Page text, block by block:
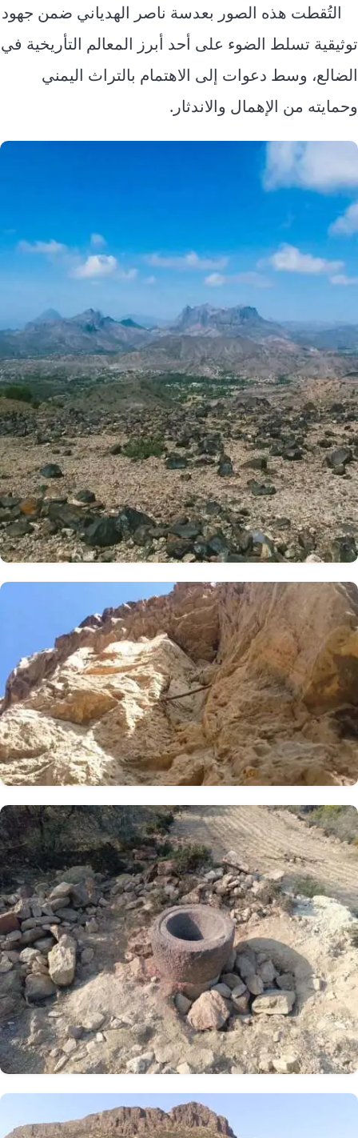
التُقطت هذه الصور بعدسة ناصر الهدياني ضمن جهود
توثيقية تسلط الضوء على أحد أبرز المعالم التأريخية في
الضالع، وسط دعوات إلى الاهتمام بالتراث اليمني
وحمايته من الإهمال والاندثار.